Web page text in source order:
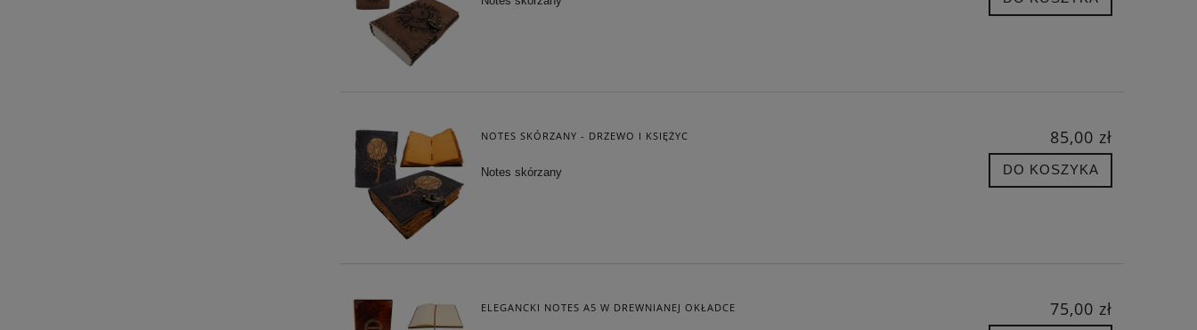
NOTES SKÓRZANY - DRZEWO I KSIĘŻYC
Notes skórzany
85,00 zł
DO KOSZYKA
ELEGANCKI NOTES A5 W DREWNIANEJ OKŁADCE 75,00 zł